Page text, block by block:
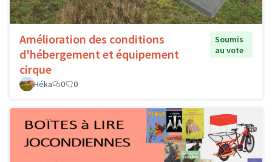
Amélioration des conditions
d'hébergement et équipement
cirque
Soumis
au vote
Héka 0 0